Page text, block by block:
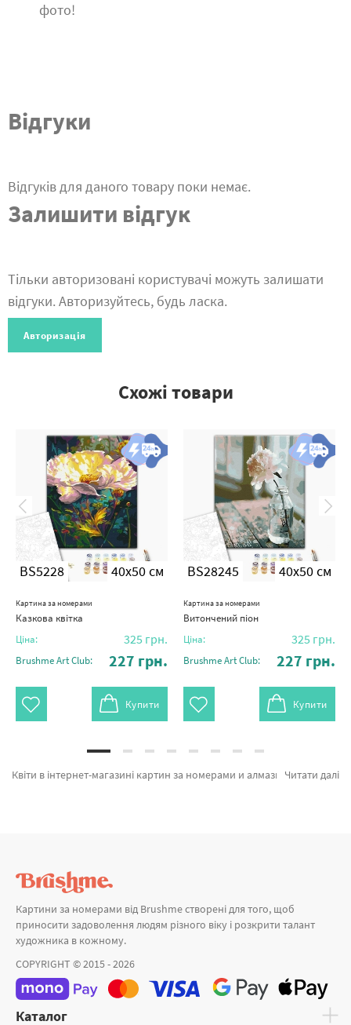
фото!
Відгуки
Відгуків для даного товару поки немає.
Залишити відгук
Тільки авторизовані користувачі можуть залишати
відгуки. Авторизуйтесь, будь ласка.
Авторизація
Схожі товари
BS5228 40x50 см
Картина за номерами
Казкова квітка
Ціна: 325 грн.
Brushme Art Club: 227 грн.
Купити
BS28245 40x50 см
Картина за номерами
Витончений піон
Ціна: 325 грн.
Brushme Art Club: 227 грн.
Купити
Читати далі
Квіти в інтернет-магазині картин за номерами и алмазної мозаїки Brushme.com.ua. Ви на сторінці, де можна замовити Картина за номерами Букет півоній GX8855 від провідного виробника Brushme який вражає авторським підходом. Кожен продукт каталогу «Картини за номерами» з гарантією та підтверджений досвідом клієнтів. Піони в затишному інтер'єрі, Цвіт у макро зйомці и Святкові тюльпани а также великий вибір продукції за привабливими цінами. При покупці Алмазна мозаїка 40х50 або картини за номерами вовки, швидко відправимо в Маріуполь або інші міста. Вовк або картини за номерами в Миколаєві, замовляйте прямо зараз!
Картини за номерами від Brushme створені для того, щоб
приносити задоволення людям різного віку і розкрити талант
художника в кожному.
COPYRIGHT © 2015 - 2026
Каталог